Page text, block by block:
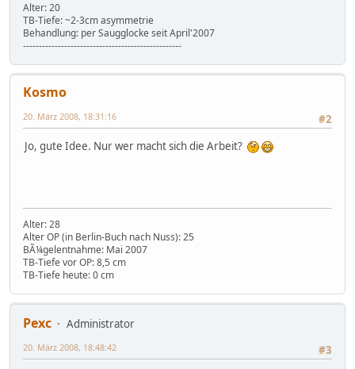
Alter: 20
TB-Tiefe: ~2-3cm asymmetrie
Behandlung: per Saugglocke seit April'2007
--------------------------------------------------
Kosmo
#2
20. März 2008, 18:31:16
Jo, gute Idee. Nur wer macht sich die Arbeit?
Alter: 28
Alter OP (in Berlin-Buch nach Nuss): 25
BÃ¼gelentnahme: Mai 2007
TB-Tiefe vor OP: 8,5 cm
TB-Tiefe heute: 0 cm
Pexc
Administrator
#3
20. März 2008, 18:48:42